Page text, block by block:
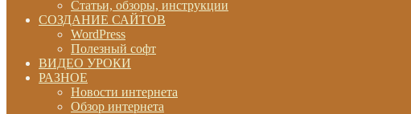
Статьи, обзоры, инструкции
СОЗДАНИЕ САЙТОВ
WordPress
Полезный софт
ВИДЕО УРОКИ
РАЗНОЕ
Новости интернета
Обзор интернета